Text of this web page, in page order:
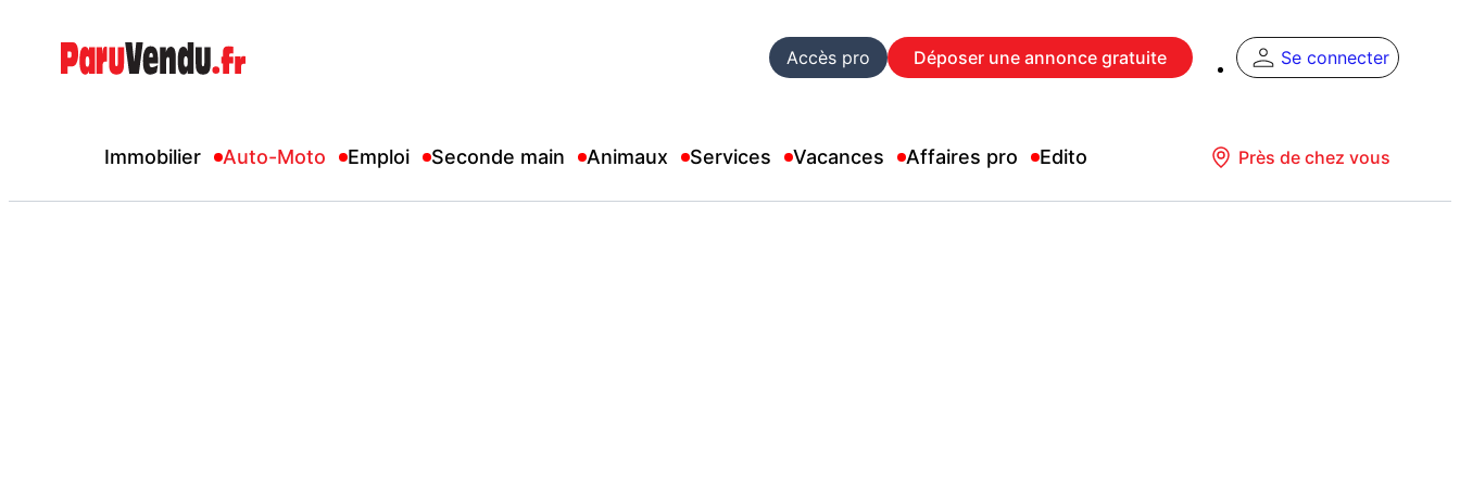
Accès pro Déposer une annonce gratuite Se connecter
Immobilier Auto-Moto Emploi Seconde main Animaux Services Vacances Affaires pro Edito Près de chez vous